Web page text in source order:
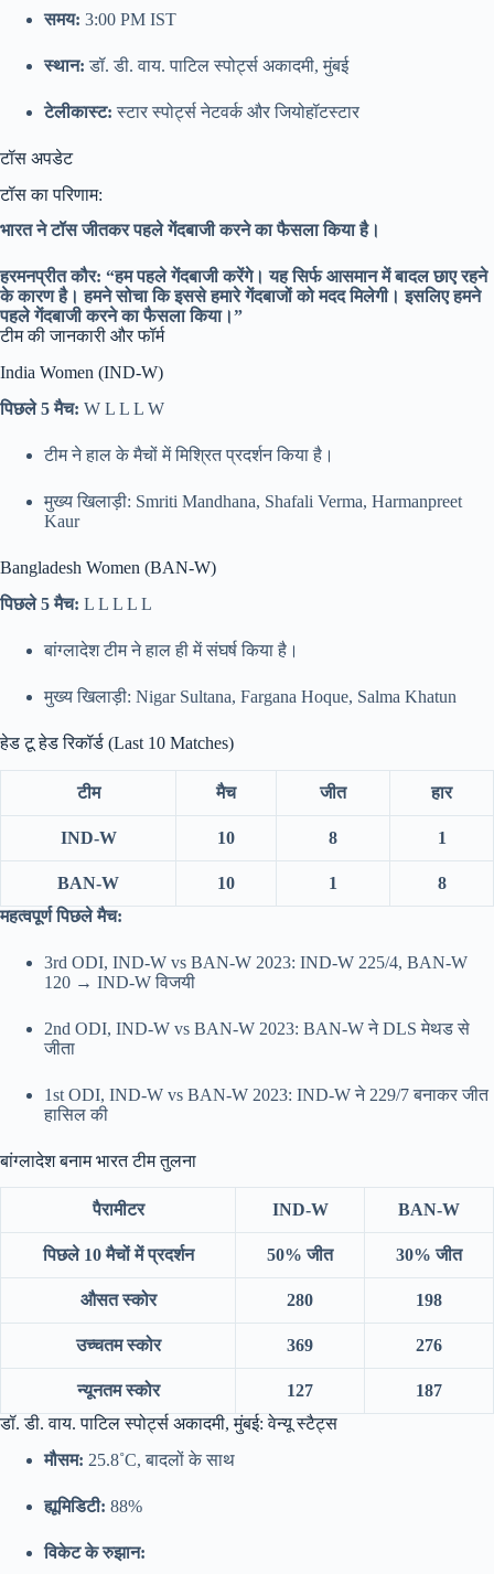
समय: 3:00 PM IST
स्थान: डॉ. डी. वाय. पाटिल स्पोर्ट्स अकादमी, मुंबई
टेलीकास्ट: स्टार स्पोर्ट्स नेटवर्क और जियोहॉटस्टार
टॉस अपडेट
टॉस का परिणाम:
भारत ने टॉस जीतकर पहले गेंदबाजी करने का फैसला किया है।
हरमनप्रीत कौर: “हम पहले गेंदबाजी करेंगे। यह सिर्फ आसमान में बादल छाए रहने
के कारण है। हमने सोचा कि इससे हमारे गेंदबाजों को मदद मिलेगी। इसलिए हमने
पहले गेंदबाजी करने का फैसला किया।”
टीम की जानकारी और फॉर्म
India Women (IND-W)
पिछले 5 मैच: W L L L W
टीम ने हाल के मैचों में मिश्रित प्रदर्शन किया है।
मुख्य खिलाड़ी: Smriti Mandhana, Shafali Verma, Harmanpreet
Kaur
Bangladesh Women (BAN-W)
पिछले 5 मैच: L L L L L
बांग्लादेश टीम ने हाल ही में संघर्ष किया है।
मुख्य खिलाड़ी: Nigar Sultana, Fargana Hoque, Salma Khatun
हेड टू हेड रिकॉर्ड (Last 10 Matches)
टीम मैच जीत हार
IND-W 10 8 1
BAN-W 10 1
8
महत्वपूर्ण पिछले मैच:
3rd ODI, IND-W vs BAN-W 2023: IND-W 225/4, BAN-W
120 → IND-W विजयी
2nd ODI, IND-W vs BAN-W 2023: BAN-W ने DLS मेथड से
जीता
1st ODI, IND-W vs BAN-W 2023: IND-W ने 229/7 बनाकर जीत
हासिल की
बांग्लादेश बनाम भारत टीम तुलना
पैरामीटर IND-W BAN-W
पिछले 10 मैचों में प्रदर्शन 50% जीत 30% जीत
औसत स्कोर 280 198
उच्चतम स्कोर 369 276
न्यूनतम स्कोर 127
187
डॉ. डी. वाय. पाटिल स्पोर्ट्स अकादमी, मुंबई: वेन्यू स्टैट्स
मौसम: 25.8˚C, बादलों के साथ
ह्यूमिडिटी: 88%
विकेट के रुझान: